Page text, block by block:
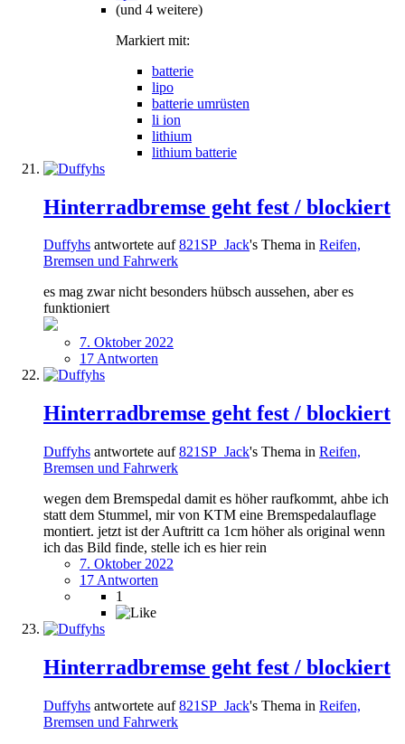
(und 4 weitere)
Markiert mit:
batterie
lipo
batterie umrüsten
li ion
lithium
lithium batterie
Hinterradbremse geht fest / blockiert
Duffyhs antwortete auf821SP_Jack's Thema in Reifen,
Bremsen und Fahrwerk
es mag zwar nicht besonders hübsch aussehen, aber es
funktioniert
7. Oktober 2022
17 Antworten
Hinterradbremse geht fest / blockiert
Duffyhs antwortete auf821SP_Jack's Thema in Reifen,
Bremsen und Fahrwerk
wegen dem Bremspedal damit es höher raufkommt, ahbe ich
statt dem Stummel, mir von KTM eine Bremspedalauflage
montiert. jetzt ist der Auftritt ca 1cm höher als original wenn
ich das Bild finde, stelle ich es hier rein
7. Oktober 2022
17 Antworten
1
Hinterradbremse geht fest / blockiert
Duffyhs antwortete auf821SP_Jack's Thema in Reifen,
Bremsen und Fahrwerk